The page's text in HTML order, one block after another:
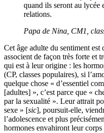
quand ils seront au lycée
relations.
Papa de Nina, CM1,
Cet âge adulte du sentiment est
associent de façon très forte et
qui est à leur origine : les
(CP, classes populaires), si
quelque chose « d’essentiel
[adultes] », c’est parce que «
par la sexualité ». Leur attrait
sexe » [sic], poursuit-elle,
l’adolescence et plus
hormones envahiront leur